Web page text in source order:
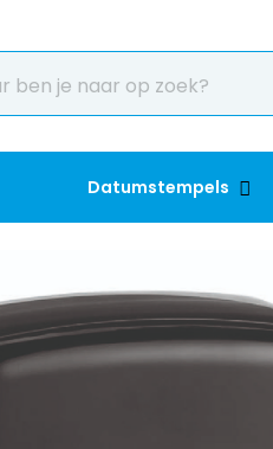
Datumstempels